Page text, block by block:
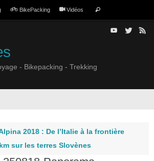
BikePacking Vidéos
- Bikepacking - Trekking
2018 : De l’Italie à la frontière
sur les terres Slovènes